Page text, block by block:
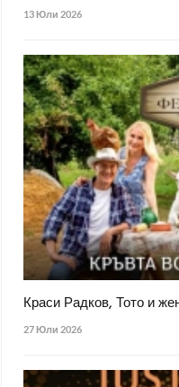
13 Юли 2026
Краси Радков, Тото и
27 Юли 2026